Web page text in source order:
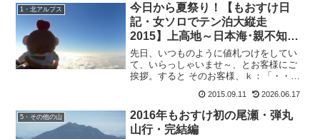
1・北アルプス
今日から夏祭り！【もおすけ日
記・女ソロでテン泊大縦走
2015】上高地～日本海･親不知ま
で15鹿島槍ヶ岳～五竜山荘
先日、いつものように値札つけをしてい
て、いらっしゃいませ～、とお客様にご
挨拶。すると そのお客様、ｋ：「・・・
す？」！！！覚えていますとも！あの水
晶小屋への歩荷で、足を捻挫した時にす
れ違ったお兄さん！その時の様子...
2015.09.11 2026.06.17
5・その他の山
2016年もおすけ初の尾瀬・弾丸
山行・完結編